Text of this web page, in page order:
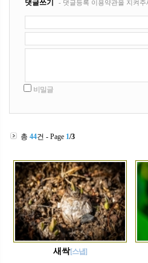
총 44건 - Page 1/3
새싹[스냅]